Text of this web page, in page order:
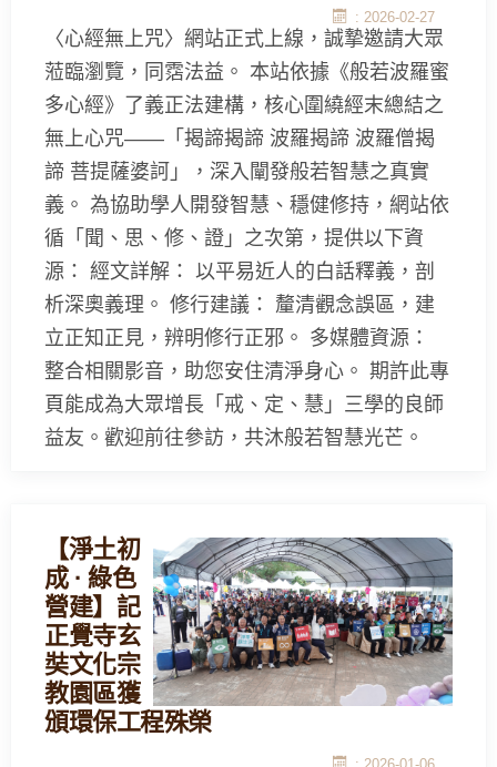
: 2026-02-27
〈心經無上咒〉網站正式上線，誠摯邀請大眾
蒞臨瀏覽，同霑法益。 本站依據《般若波羅蜜
多心經》了義正法建構，核心圍繞經末總結之
無上心咒——「揭諦揭諦 波羅揭諦 波羅僧揭
諦 菩提薩婆訶」，深入闡發般若智慧之真實
義。 為協助學人開發智慧、穩健修持，網站依
循「聞、思、修、證」之次第，提供以下資
源： 經文詳解： 以平易近人的白話釋義，剖
析深奧義理。 修行建議： 釐清觀念誤區，建
立正知正見，辨明修行正邪。 多媒體資源：
整合相關影音，助您安住清淨身心。 期許此專
頁能成為大眾增長「戒、定、慧」三學的良師
益友。歡迎前往參訪，共沐般若智慧光芒。
【淨土初
成 · 綠色
營建】記
正覺寺玄
奘文化宗
教園區獲
頒環保工程殊榮